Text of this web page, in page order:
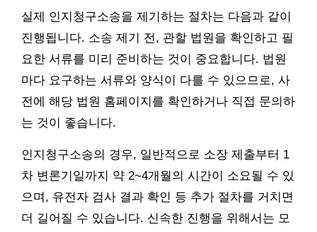
실제 인지청구소송을 제기하는 절차는 다음과 같이
진행됩니다. 소송 제기 전, 관할 법원을 확인하고 필
요한 서류를 미리 준비하는 것이 중요합니다. 법원
마다 요구하는 서류와 양식이 다를 수 있으므로, 사
전에 해당 법원 홈페이지를 확인하거나 직접 문의하
는 것이 좋습니다.
인지청구소송의 경우, 일반적으로 소장 제출부터 1
차 변론기일까지 약 2~4개월의 시간이 소요될 수 있
으며, 유전자 검사 결과 확인 등 추가 절차를 거치면
더 길어질 수 있습니다. 신속한 진행을 위해서는 모